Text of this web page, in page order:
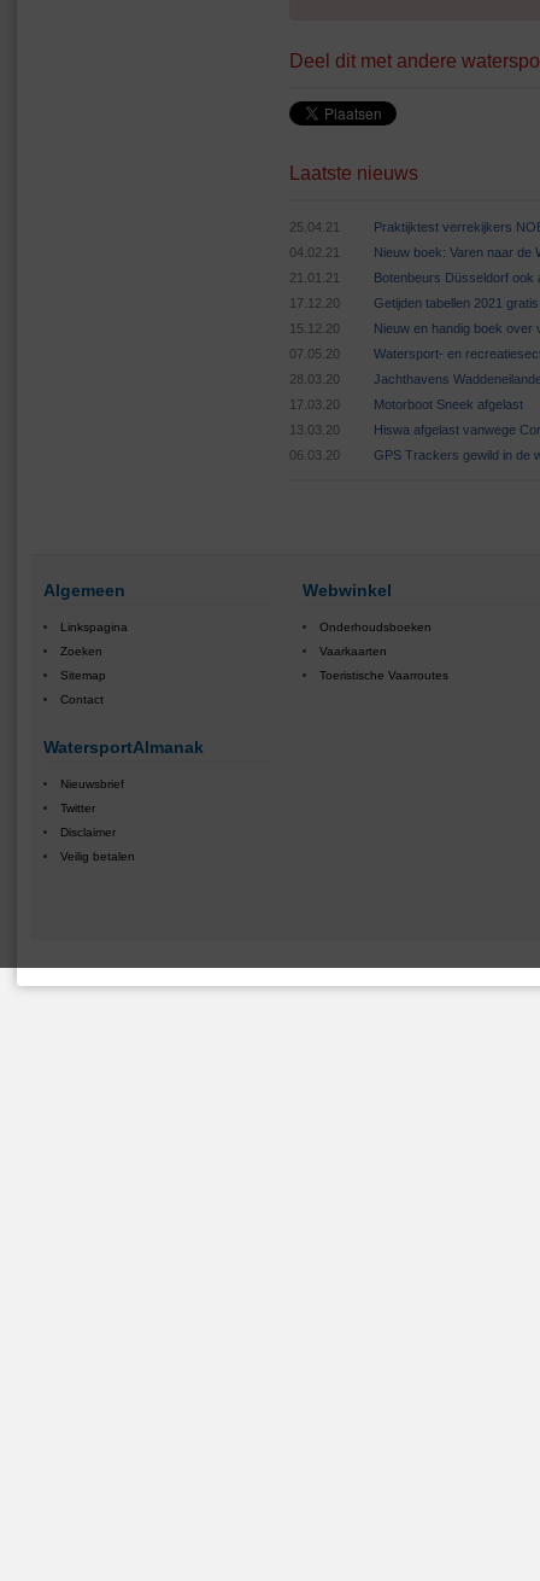
Deel dit met andere
Laatste nieuws
25.04.21
Praktijktest verrekijkers
04.02.21
Nieuw boek: Varen naar de
21.01.21
Botenbeurs Düsseldorf ook
17.12.20
Getijden tabellen 2021
15.12.20
Nieuw en handig boek over
07.05.20
Watersport- en
28.03.20
Jachthavens
17.03.20
Motorboot Sneek afgelast
13.03.20
Hiswa afgelast vanwege
06.03.20
GPS Trackers gewild in de
Algemeen
Linkspagina
Zoeken
Sitemap
Contact
WatersportAlmanak
Nieuwsbrief
Twitter
Disclaimer
Veilig betalen
Webwinkel
Onderhoudsboeken
Vaarkaarten
Toeristische Vaarroutes